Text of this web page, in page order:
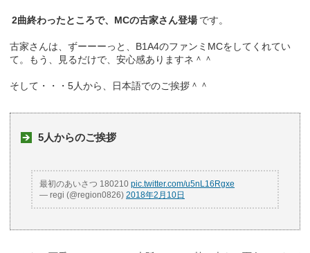
2曲終わったところで、MCの古家さん登場 です。
古家さんは、ずーーーっと、B1A4のファンミMCをしてくれてい
て。もう、見るだけで、安心感ありますネ＾＾
そして・・・5人から、日本語でのご挨拶＾＾
5人からのご挨拶
最初のあいさつ 180210 pic.twitter.com/u5nL16Rgxe
— regi (@region0826) 2018年2月10日